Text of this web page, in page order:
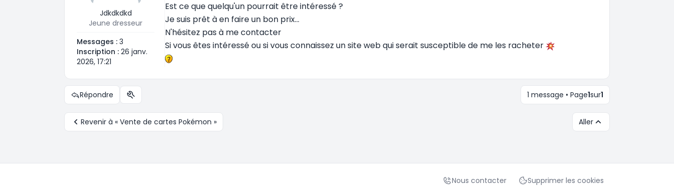
Jdkdkdkd
Jeune dresseur
Messages : 3
Inscription : 26 janv.
2026, 17:21
Est ce que quelqu'un pourrait être intéressé ?
Je suis prêt à en faire un bon prix...
N'hésitez pas à me contacter
Si vous êtes intéressé ou si vous connaissez un site web qui serait susceptible de me les racheter
Répondre Outils du sujet 1 message • Page1sur1
Revenir à « Vente de cartes Pokémon » Aller
Nous contacter Supprimer les cookies